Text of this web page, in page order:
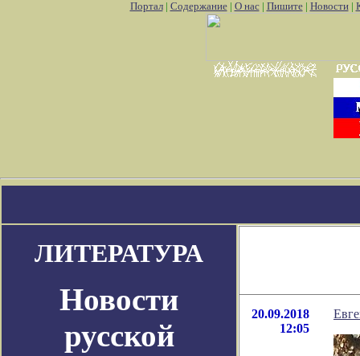
Портал| Содержание| О нас| Пишите| Новости|
ЛИТЕРАТУРА
Новости
русской
20.09.2018
12:05